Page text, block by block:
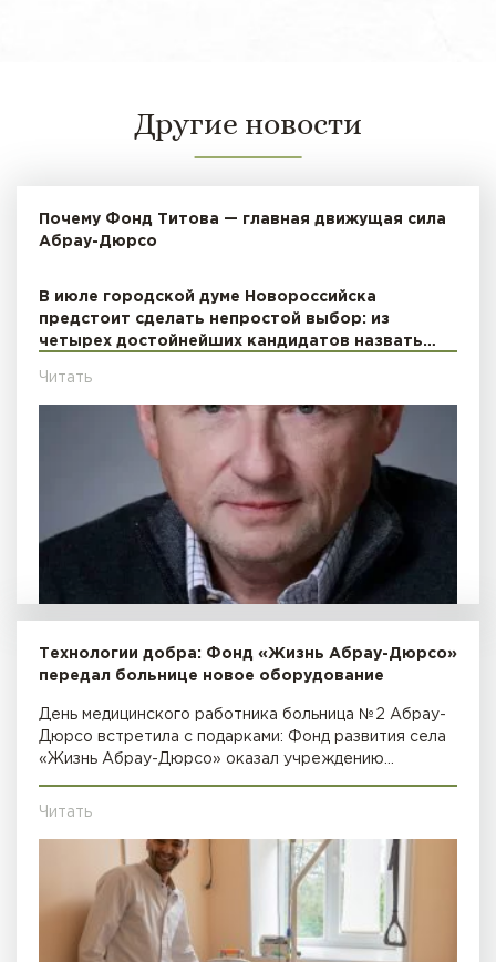
Другие новости
Почему Фонд Титова — главная движущая сила
Абрау-Дюрсо
В июле городской думе Новороссийска
предстоит сделать непростой выбор: из
четырех достойнейших кандидатов назвать…
Читать
Технологии добра: Фонд «Жизнь Абрау-Дюрсо»
передал больнице новое оборудование
День медицинского работника больница №2 Абрау-
Дюрсо встретила с подарками: Фонд развития села
«Жизнь Абрау-Дюрсо» оказал учреждению…
Читать